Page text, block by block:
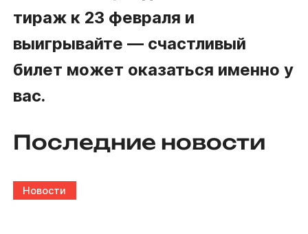
тираж к 23 февраля и
выигрывайте ― счастливый
билет может оказаться именно у
вас.
Последние новости
Новости